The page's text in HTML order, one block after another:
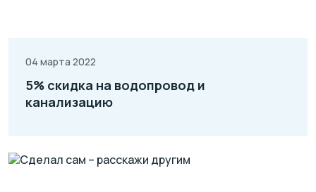
04 марта 2022
5% скидка на водопровод и
канализацию